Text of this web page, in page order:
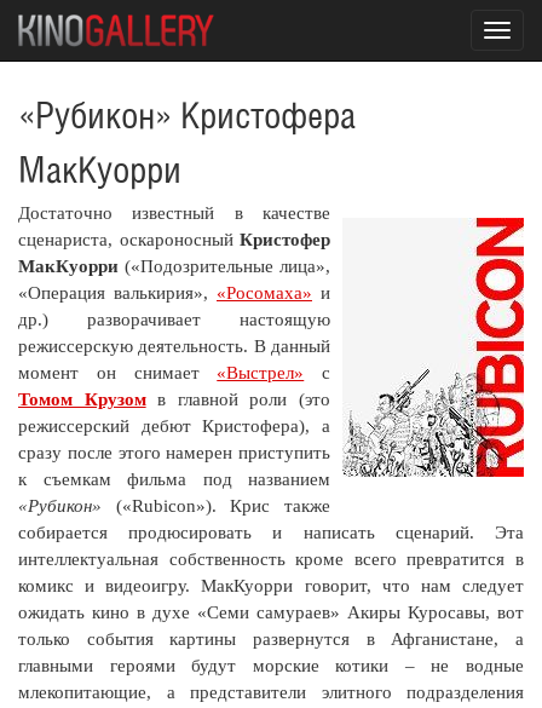
«Рубикон» Кристофера
МакКуорри
Достаточно известный в качестве
сценариста, оскароносный Кристофер
МакКуорри («Подозрительные лица»,
«Операция валькирия», «Росомаха» и
др.) разворачивает настоящую
режиссерскую деятельность. В данный
момент он снимает «Выстрел» с
Томом Крузомв главной роли (это
режиссерский дебют Кристофера), а
сразу после этого намерен приступить
к съемкам фильма под названием
«Рубикон» («Rubicon»). Крис также
собирается продюсировать и написать сценарий. Эта
интеллектуальная собственность кроме всего превратится в
комикс и видеоигру. МакКуорри говорит, что нам следует
ожидать кино в духе «Семи самураев» Акиры Куросавы, вот
только события картины развернутся в Афганистане, а
главными героями будут морские котики – не водные
млекопитающие, а представители элитного подразделения